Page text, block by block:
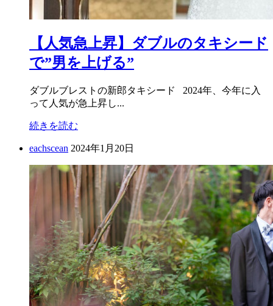
【人気急上昇】ダブルのタキシード
で”男を上げる”
ダブルブレストの新郎タキシード 2024年、今年に入
って人気が急上昇し...
続きを読む
eachscean 2024年1月20日